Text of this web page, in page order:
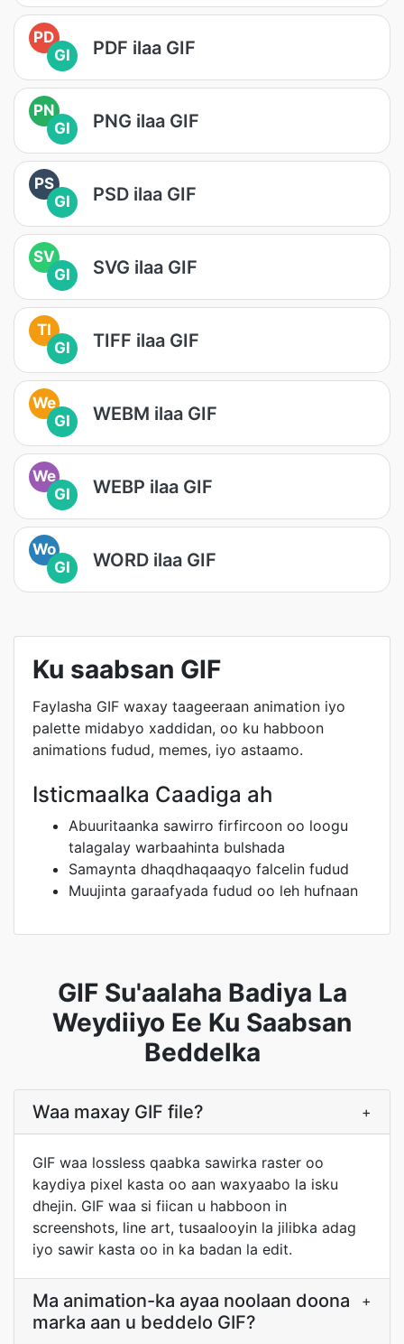
PD
GI
PDF ilaa GIF
PN
GI
PNG ilaa GIF
PS
GI
PSD ilaa GIF
SV
GI
SVG ilaa GIF
TI
GI
TIFF ilaa GIF
We
GI
WEBM ilaa GIF
We
GI
WEBP ilaa GIF
Wo
GI
WORD ilaa GIF
Ku saabsan GIF
Faylasha GIF waxay taageeraan animation iyo
palette midabyo xaddidan, oo ku habboon
animations fudud, memes, iyo astaamo.
Isticmaalka Caadiga ah
Abuuritaanka sawirro firfircoon oo loogu
talagalay warbaahinta bulshada
Samaynta dhaqdhaqaaqyo falcelin fudud
Muujinta garaafyada fudud oo leh hufnaan
GIF Su'aalaha Badiya La
Weydiiyo Ee Ku Saabsan
Beddelka
Waa maxay GIF file? +
GIF waa lossless qaabka sawirka raster oo
kaydiya pixel kasta oo aan waxyaabo la isku
dhejin. GIF waa si fiican u habboon in
screenshots, line art, tusaalooyin la jilibka adag
iyo sawir kasta oo in ka badan la edit.
Ma animation-ka ayaa noolaan doona
marka aan u beddelo GIF?
+